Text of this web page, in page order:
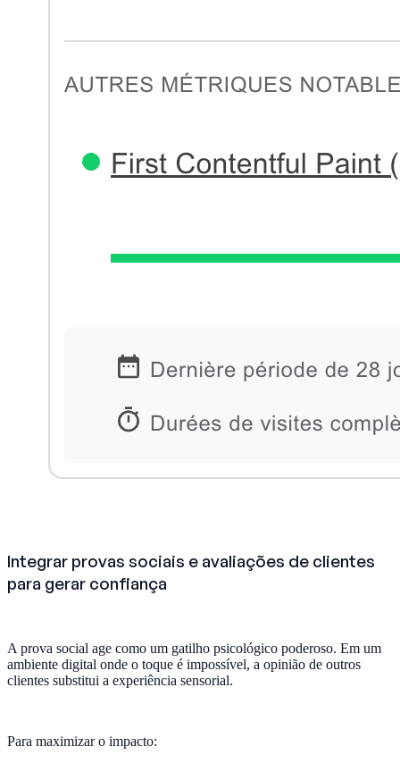
Integrar provas sociais e avaliações de clientes
para gerar confiança
A prova social age como um gatilho psicológico poderoso. Em um
ambiente digital onde o toque é impossível, a opinião de outros
clientes substitui a experiência sensorial.
Para maximizar o impacto: